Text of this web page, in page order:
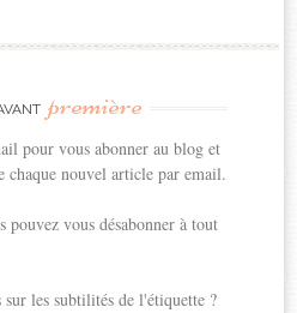
première
pour vous abonner au blog et
nouvel article par email.
vous désabonner à tout
les subtilités de l'étiquette ?